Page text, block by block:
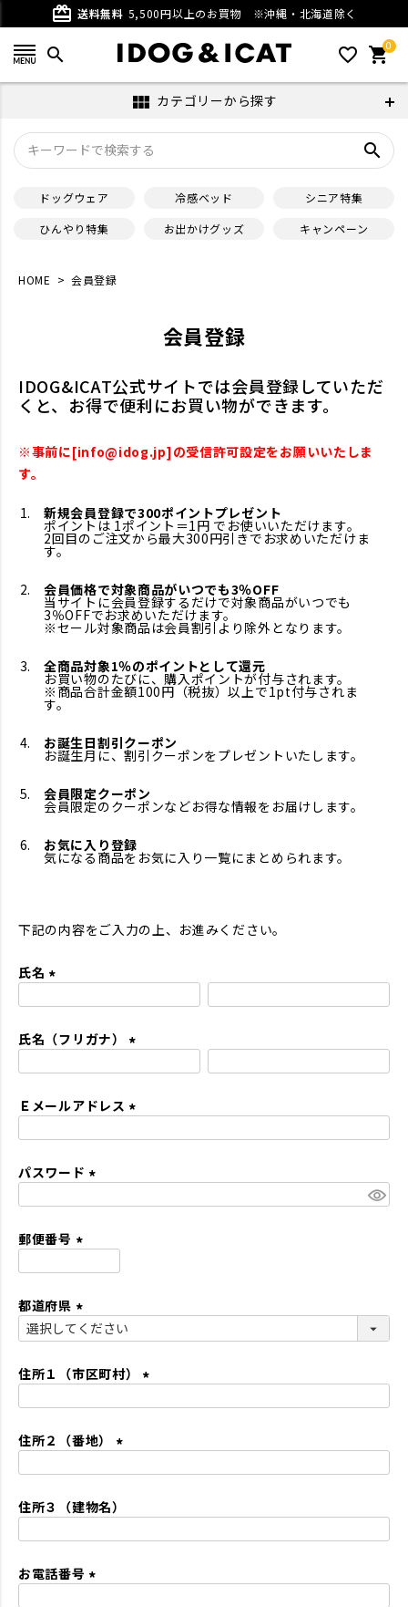
card_giftcard 送料無料 5,500円以上のお買物 ※沖縄・北海道除く
search favorite_outline 0
shopping_cart
view_module カテゴリーから探す
search
ドッグウェア 冷感ベッド
シニア特集
ひんやり特集
お出かけグッズ キャンペーン
HOME 会員登録
会員登録
IDOG&ICAT公式サイトでは会員登録していただ
くと、お得で便利にお買い物ができます。
※事前に[info@idog.jp]の受信許可設定をお願いいたしま
す。
新規会員登録で300ポイントプレゼント
ポイントは 1ポイント＝1円 でお使いいただけます。
2回目のご注文から最大300円引きでお求めいただけま
す。
会員価格で対象商品がいつでも3％OFF
当サイトに会員登録するだけで対象商品がいつでも
3％OFFでお求めいただけます。
※セール対象商品は会員割引より除外となります。
全商品対象1％のポイントとして還元
お買い物のたびに、購入ポイントが付与されます。
※商品合計金額100円（税抜）以上で1pt付与されま
す。
お誕生日割引クーポン
お誕生月に、割引クーポンをプレゼントいたします。
会員限定クーポン
会員限定のクーポンなどお得な情報をお届けします。
お気に入り登録
気になる商品をお気に入り一覧にまとめられます。
下記の内容をご入力の上、お進みください。
氏名
須
氏名（フリガナ）
須
Ｅメールアドレス
パスワード
郵便番号
須
)
都道府県
(
須
住所１（市区町村）
住所２（番地）
須
住所３（建物名）
お電話番号